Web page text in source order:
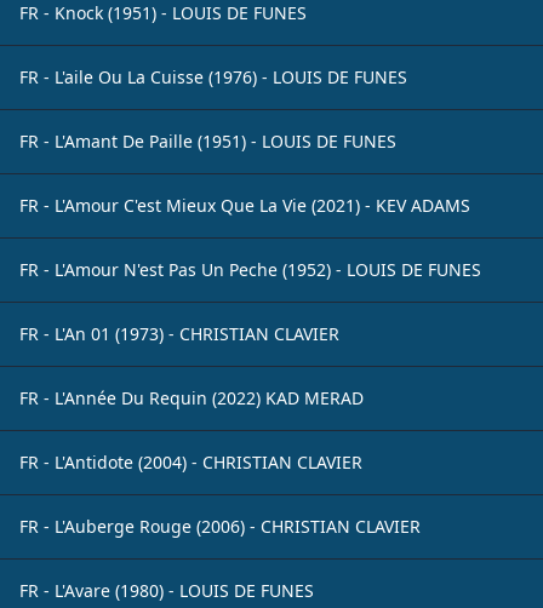
FR - Knock (1951) - LOUIS DE FUNES
FR - L'aile Ou La Cuisse (1976) - LOUIS DE FUNES
FR - L'Amant De Paille (1951) - LOUIS DE FUNES
FR - L'Amour C'est Mieux Que La Vie (2021) - KEV ADAMS
FR - L'Amour N'est Pas Un Peche (1952) - LOUIS DE FUNES
FR - L'An 01 (1973) - CHRISTIAN CLAVIER
FR - L'Année Du Requin (2022) KAD MERAD
FR - L'Antidote (2004) - CHRISTIAN CLAVIER
FR - L'Auberge Rouge (2006) - CHRISTIAN CLAVIER
FR - L'Avare (1980) - LOUIS DE FUNES